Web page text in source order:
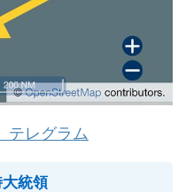
レグラム
統領